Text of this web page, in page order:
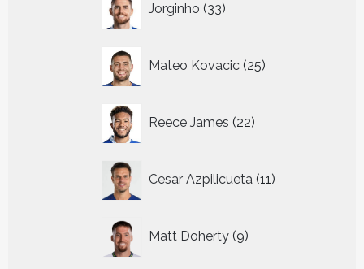
Jorginho 33
producten
Mateo Kovacic 25
producten
Reece James 22
producten
Cesar Azpilicueta 11
producten
Matt Doherty 9
producten